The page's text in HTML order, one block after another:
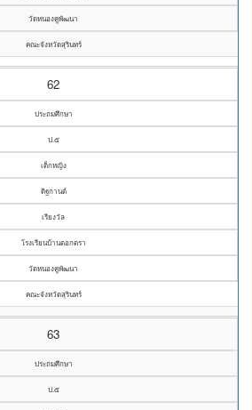
วัดหนองคูพัฒนา
คณะจังหวัดสุรินทร์
62
ประถมศึกษา
ป.๕
เด็กหญิง
ดิฐกานต์
เรียงวัล
โรงเรียนบ้านตอกตรา
วัดหนองคูพัฒนา
คณะจังหวัดสุรินทร์
63
ประถมศึกษา
ป.๕